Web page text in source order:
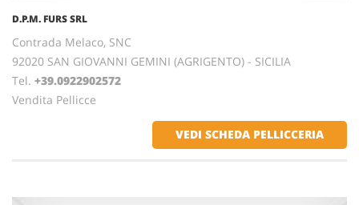
D.P.M. FURS SRL
Contrada Melaco, SNC
92020 SAN GIOVANNI GEMINI (AGRIGENTO) - SICILIA
Tel. +39.0922902572
Vendita Pellicce
VEDI SCHEDA PELLICCERIA